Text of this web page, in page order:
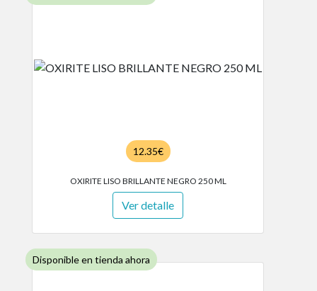
12.35€
OXIRITE LISO BRILLANTE NEGRO 250 ML
Ver detalle
Disponible en tienda ahora